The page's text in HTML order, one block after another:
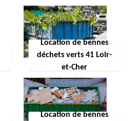
Location de bennes
déchets verts 41 Loir-
et-Cher
Location de bennes